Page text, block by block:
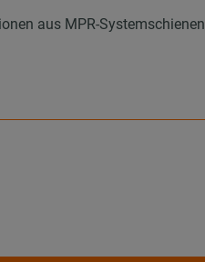
aus MPR-Systemschienen